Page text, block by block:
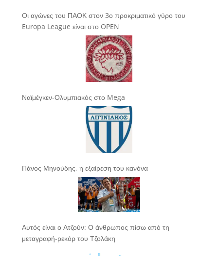
Οι αγώνες του ΠΑΟΚ στον 3ο προκριματικό γύρο του
Europa League είναι στο OPEN
Ναϊμέγκεν-Ολυμπιακός στο Mega
Πάνος Μηνούδης, η εξαίρεση του κανόνα
Αυτός είναι ο Ατζούν: Ο άνθρωπος πίσω από τη
μεταγραφή-ρεκόρ του Τζολάκη